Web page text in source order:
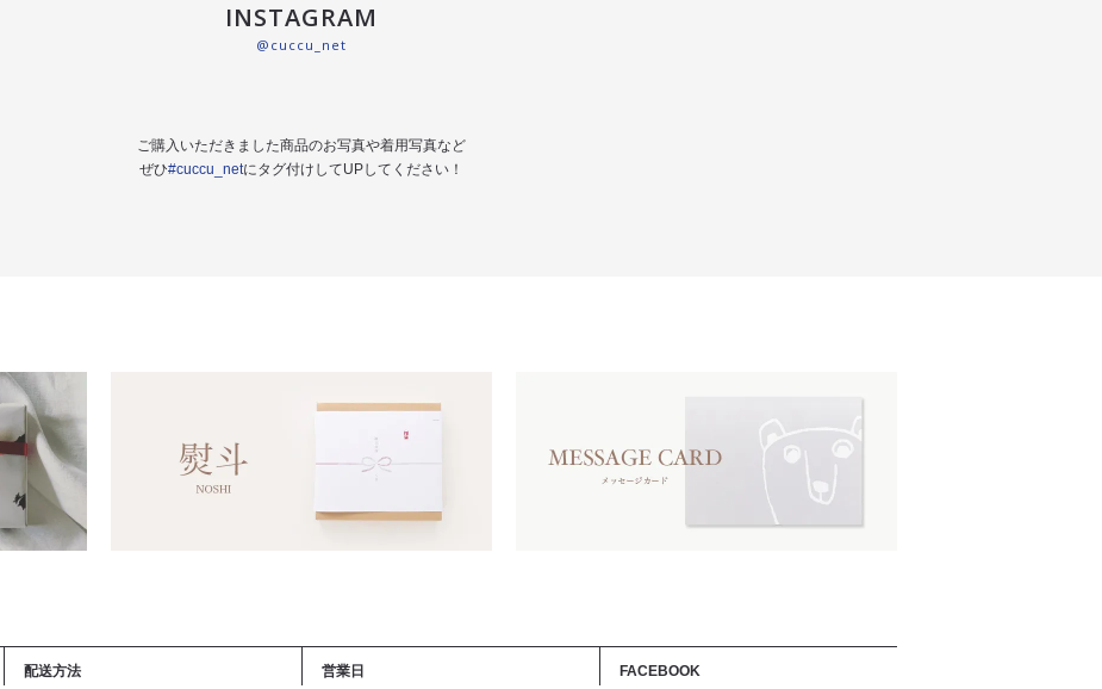
INSTAGRAM
@cuccu_net
ご購入いただきました商品のお写真や着用写真など
ぜひ#cuccu_netにタグ付けしてUPしてください！
配送方法 営業日 FACEBOOK